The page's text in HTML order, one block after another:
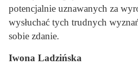
potencjalnie uznawanych za
wysłuchać tych trudnych
sobie zdanie.
Iwona Ladzińska